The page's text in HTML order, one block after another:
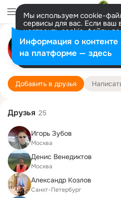
Мы используем cookie-
сервисы для вас. Если ваш
настроить cookie-файлы
представитель. Больше
Разрешить все
Константин
САНКТ-
2 школа
Добавить в друзья
Друзья 25
Игорь Зубов
Москва
Денис Венедиктов
Москва
Александр Козлов
Санкт-Петербург
Информация о контенте
на платформе — здесь